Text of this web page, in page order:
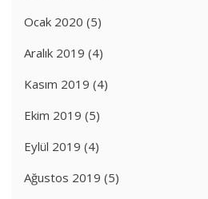
Ocak 2020 (5)
Aralık 2019 (4)
Kasım 2019 (4)
Ekim 2019 (5)
Eylül 2019 (4)
Ağustos 2019 (5)